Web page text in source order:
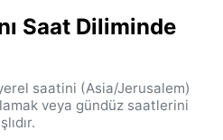
Saat Diliminde
saatini (Asia/Jerusalem)
veya gündüz saatlerini